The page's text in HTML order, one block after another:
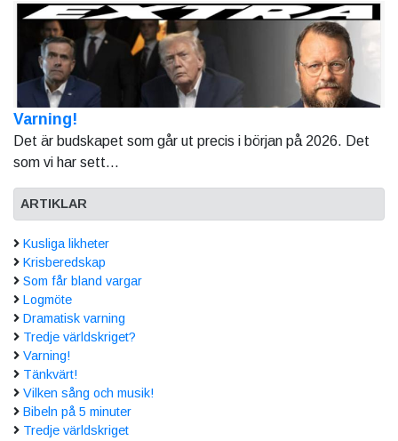
Varning!
Det är budskapet som går ut precis i början på 2026. Det
som vi har sett...
ARTIKLAR
Kusliga likheter
Krisberedskap
Som får bland vargar
Logmöte
Dramatisk varning
Tredje världskriget?
Varning!
Tänkvärt!
Vilken sång och musik!
Bibeln på 5 minuter
Tredje världskriget